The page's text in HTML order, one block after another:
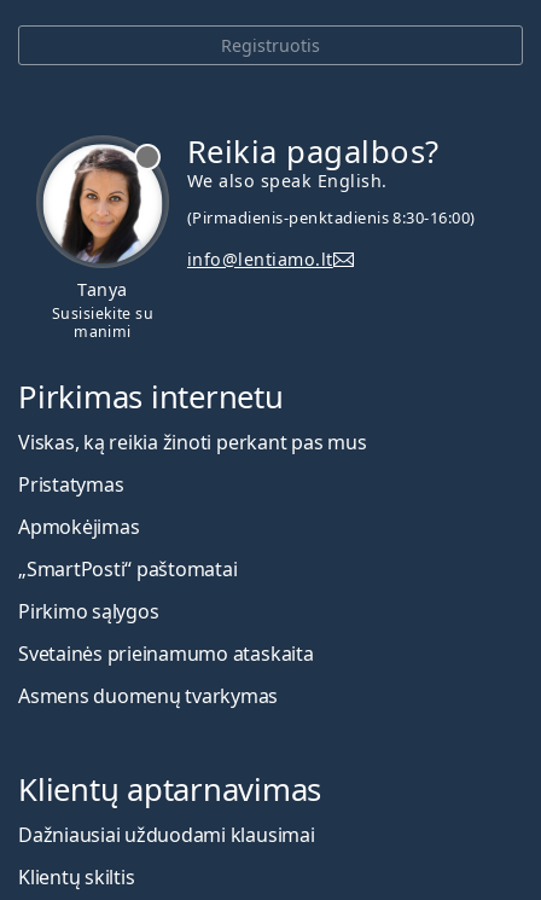
Registruotis
Tanya
Susisiekite su
manimi
Reikia pagalbos?
We also speak English.
(Pirmadienis-penktadienis 8:30-16:00)
info@lentiamo.lt
Pirkimas internetu
Viskas, ką reikia žinoti perkant pas mus
Pristatymas
Apmokėjimas
„SmartPosti“ paštomatai
Pirkimo sąlygos
Svetainės prieinamumo ataskaita
Asmens duomenų tvarkymas
Klientų aptarnavimas
Dažniausiai užduodami klausimai
Klientų skiltis